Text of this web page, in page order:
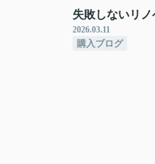
失敗しないリ
2026.03.11
購入ブログ